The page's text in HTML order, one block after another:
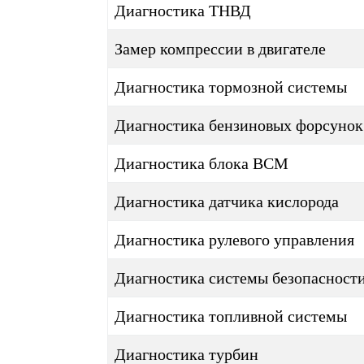
Диагностика ТНВД
Замер компрессии в двигателе
Диагностика тормозной системы
Диагностика бензиновых форсунок
Диагностика блока BCM
Диагностика датчика кислорода
Диагностика рулевого управления
Диагностика системы
Диагностика топливной системы
Диагностика турбин